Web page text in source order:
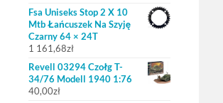
Fsa Uniseks Stop 2 X 10
Mtb Łańcuszek Na Szyję
Czarny 64 × 24T
1 161,68zł
Revell 03294 Czołg T-
34/76 Modell 1940 1:76
40,00zł